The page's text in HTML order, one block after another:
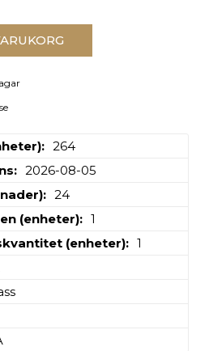
264
2026-08-05
24
(enheter)
1
(enheter)
1